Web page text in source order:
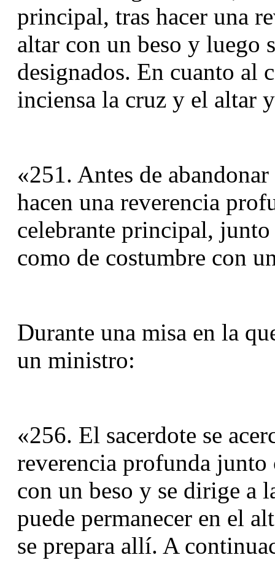
principal, tras hacer una
altar con un beso y luego
designados. En cuanto al
inciensa la cruz y el altar
«251. Antes de
hacen una reverencia
celebrante principal,
como de costumbre con
Durante una misa en la
un ministro:
«256. El sacerdote se
reverencia profunda
con un beso y se dirige a
puede permanecer en el
se prepara allí. A